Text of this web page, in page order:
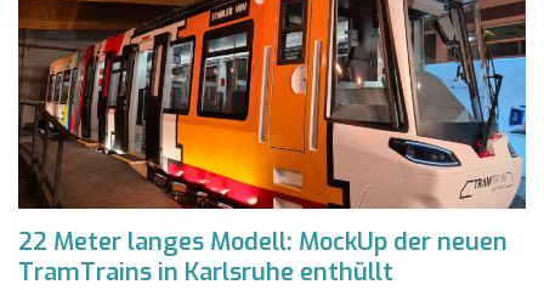
22 Meter langes Modell: MockUp der neuen
TramTrains in Karlsruhe enthüllt